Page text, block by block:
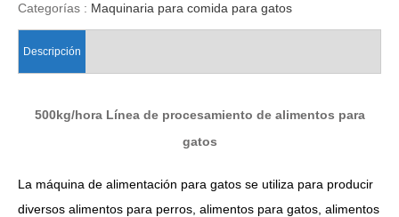
Categorías : Maquinaria para comida para gatos
Descripción
500kg/hora Línea de procesamiento de alimentos para
gatos
La máquina de alimentación para gatos se utiliza para producir
diversos alimentos para perros, alimentos para gatos, alimentos